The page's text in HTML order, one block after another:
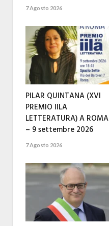
7 Agosto 2026
PILAR QUINTANA (XVI
PREMIO IILA
LETTERATURA) A ROMA
– 9 settembre 2026
7 Agosto 2026